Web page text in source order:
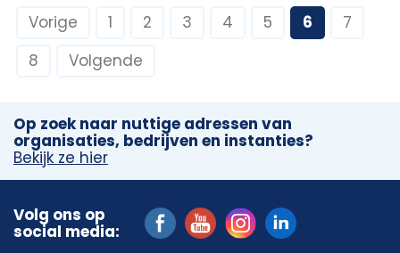
Vorige 1 2 3 4 5 6
7
8
Volgende
Op zoek naar nuttige adressen van
organisaties, bedrijven en instanties?
Bekijk ze hier
Volg ons op
social media: